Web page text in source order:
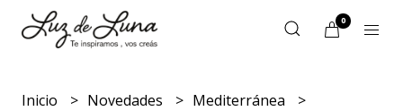
0
Inicio Novedades
Mediterránea